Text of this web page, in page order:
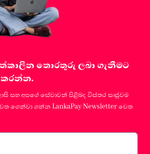
තොරතුරු ලබා ගැනීමට
කරන්න.
සහ අපගේ සේවාවන් පිළිබද විස්තර සෘජුවම
ගෙන්වා ගන්න LankaPay Newsletter වෙත